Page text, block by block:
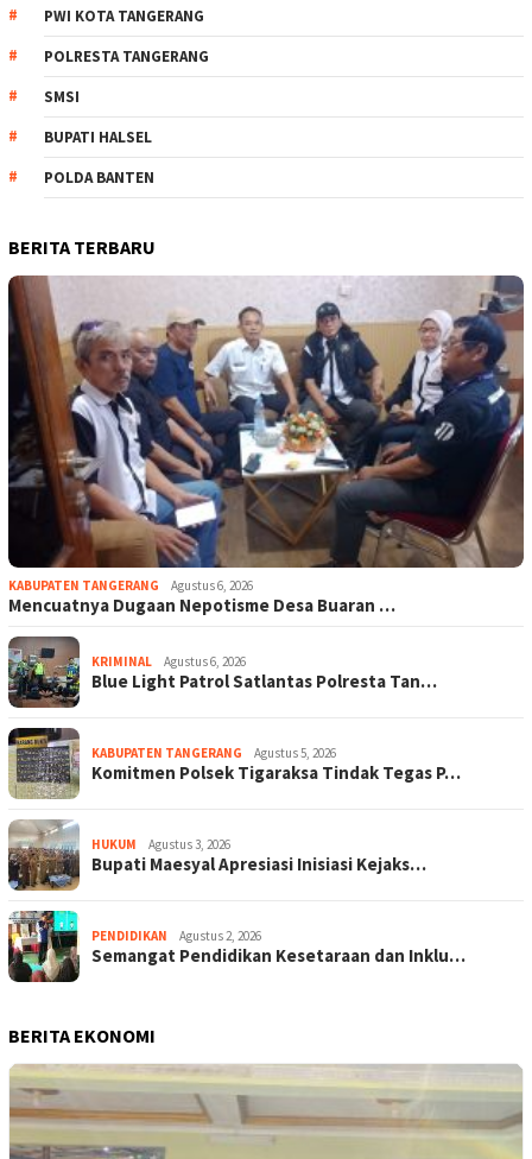
PWI KOTA TANGERANG
POLRESTA TANGERANG
SMSI
BUPATI HALSEL
POLDA BANTEN
BERITA TERBARU
KABUPATEN TANGERANG Agustus 6, 2026
Mencuatnya Dugaan Nepotisme Desa Buaran …
KRIMINAL Agustus 6, 2026
Blue Light Patrol Satlantas Polresta Tan…
KABUPATEN TANGERANG Agustus 5, 2026
Komitmen Polsek Tigaraksa Tindak Tegas P…
HUKUM Agustus 3, 2026
Bupati Maesyal Apresiasi Inisiasi Kejaks…
PENDIDIKAN Agustus 2, 2026
Semangat Pendidikan Kesetaraan dan Inklu…
BERITA EKONOMI